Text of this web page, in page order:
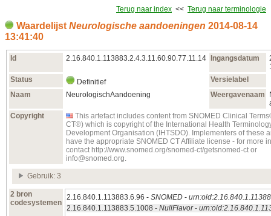
Terug naar index << Terug naar terminologie
Waardelijst Neurologische aandoeningen 2014‑08‑14
13:41:40
Id 2.16.840.1.113883.2.4.3.11.60.90.77.11.14 Ingangsdatum
Status
Definitief
Versielabel
Naam
NeurologischAandoening Weergavenaam
Copyright
This artefact includes content from SNOMED Clinical
CT®) which is copyright of the International Health
Development Organisation (IHTSDO). Implementers of these
have the appropriate SNOMED CT Affiliate license - for more
contact http://www.snomed.org/snomed-ct/getsnomed-ct or
info@snomed.org.
Gebruik: 3
2 bron
codesystemen
2.16.840.1.113883.6.96 - SNOMED -
2.16.840.1.113883.5.1008 - NullFlavor-